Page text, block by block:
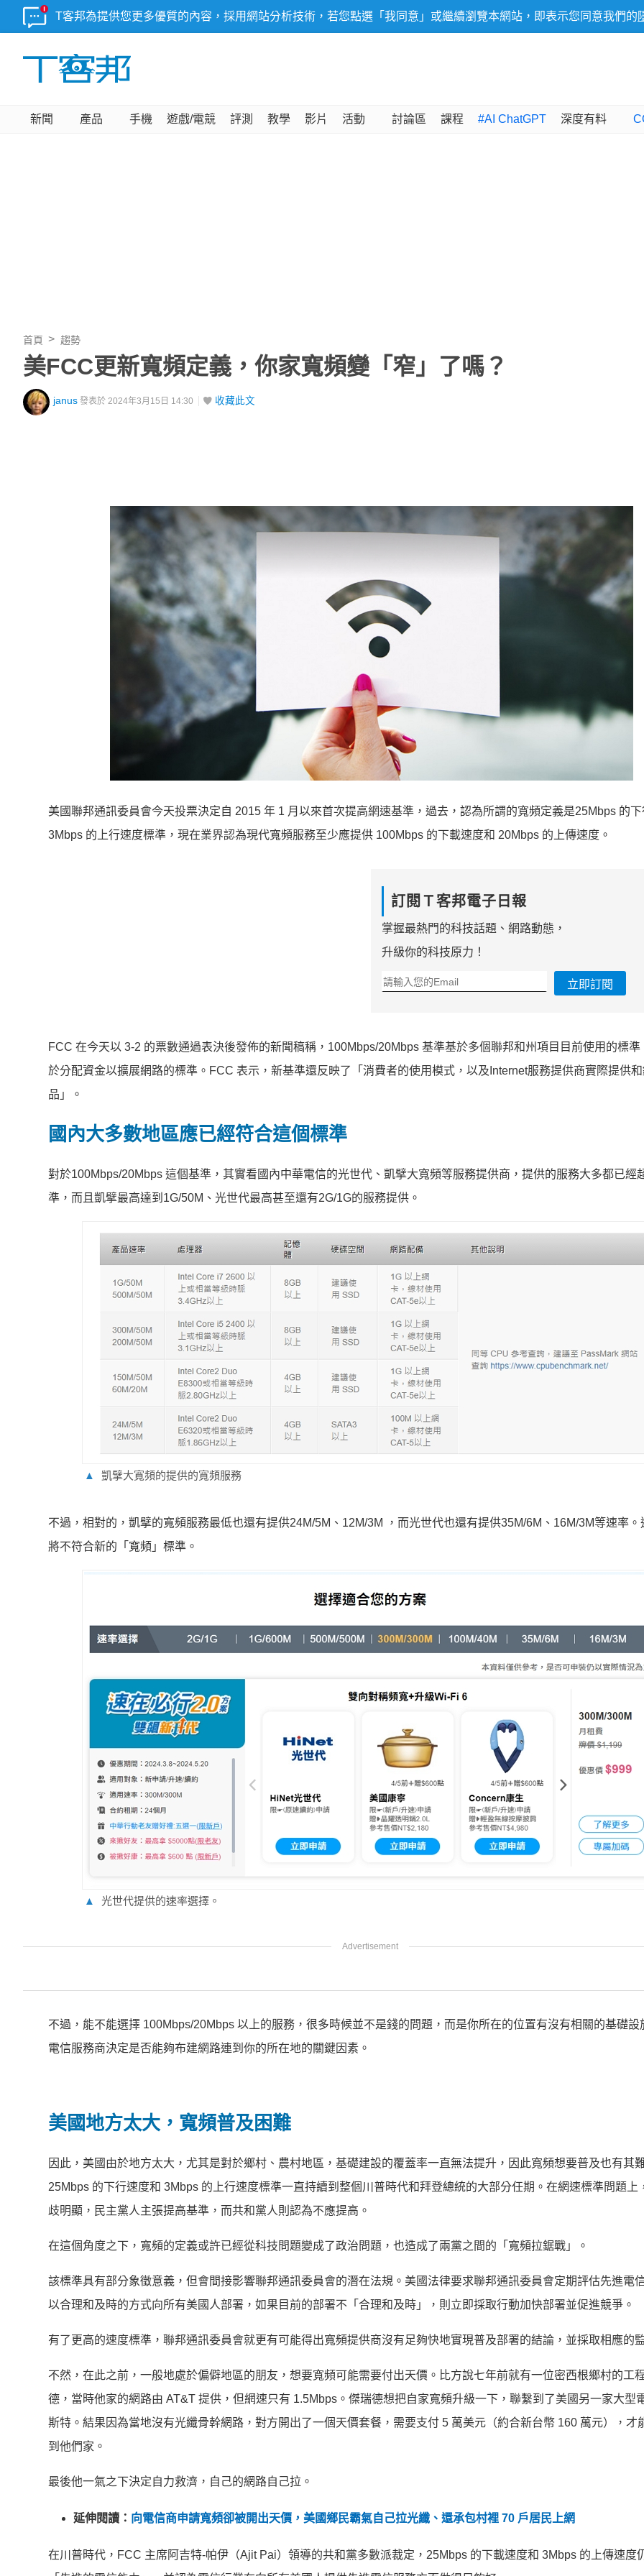
T客邦為提供您更多優質的內容，採用網站分析技術，若您點選「我同意」或繼續瀏覽本網站，即表示您同意我們的
新聞 產品 手機 遊戲/電競 評測 教學 影片 活動 討論區 課程 #AI ChatGPT 深度有料
首頁 趨勢
美FCC更新寬頻定義，你家寬頻變「窄」了嗎？
janus 發表於 2024年3月15日 14:30 收藏此文
美國聯邦通訊委員會今天投票決定自 2015 年 1 月以來首次提高網速基準，過去，認為所謂的寬頻定義是25Mbps 的下
3Mbps 的上行速度標準，現在業界認為現代寬頻服務至少應提供 100Mbps 的下載速度和 20Mbps 的上傳速度。
訂閱Ｔ客邦電子日報
掌握最熱門的科技話題、網路動態，
升級你的科技原力！
立即訂閱
FCC 在今天以 3-2 的票數通過表決後發佈的新聞稿稱，100Mbps/20Mbps 基準基於多個聯邦和州項目目前使用的標準
於分配資金以擴展網路的標準。FCC 表示，新基準還反映了「消費者的使用模式，以及Internet服務提供商實際提供
品」。
國內大多數地區應已經符合這個標準
對於100Mbps/20Mbps 這個基準，其實看國內中華電信的光世代、凱擘大寬頻等服務提供商，提供的服務大多都已經
準，而且凱擘最高達到1G/50M、光世代最高甚至還有2G/1G的服務提供。
▲ 凱擘大寬頻的提供的寬頻服務
不過，相對的，凱擘的寬頻服務最低也還有提供24M/5M、12M/3M ，而光世代也還有提供35M/6M、16M/3M等速率。
將不符合新的「寬頻」標準。
▲ 光世代提供的速率選擇。
不過，能不能選擇 100Mbps/20Mbps 以上的服務，很多時候並不是錢的問題，而是你所在的位置有沒有相關的基礎設
電信服務商決定是否能夠布建網路連到你的所在地的關鍵因素。
美國地方太大，寬頻普及困難
因此，美國由於地方太大，尤其是對於鄉村、農村地區，基礎建設的覆蓋率一直無法提升，因此寬頻想要普及也有其
25Mbps 的下行速度和 3Mbps 的上行速度標準一直持續到整個川普時代和拜登總統的大部分任期。在網速標準問題上
歧明顯，民主黨人主張提高基準，而共和黨人則認為不應提高。
在這個角度之下，寬頻的定義或許已經從科技問題變成了政治問題，也造成了兩黨之間的「寬頻拉鋸戰」。
該標準具有部分象徵意義，但會間接影響聯邦通訊委員會的潛在法規。美國法律要求聯邦通訊委員會定期評估先進電
以合理和及時的方式向所有美國人部署，如果目前的部署不「合理和及時」，則立即採取行動加快部署並促進競爭。
有了更高的速度標準，聯邦通訊委員會就更有可能得出寬頻提供商沒有足夠快地實現普及部署的結論，並採取相應的
不然，在此之前，一般地處於偏僻地區的朋友，想要寬頻可能需要付出天價。比方說七年前就有一位密西根鄉村的工
德，當時他家的網路由 AT&T 提供，但網速只有 1.5Mbps。傑瑞德想把自家寬頻升級一下，聯繫到了美國另一家大型
斯特。結果因為當地沒有光纖骨幹網路，對方開出了一個天價套餐，需要支付 5 萬美元（約合新台幣 160 萬元），才
到他們家。
最後他一氣之下決定自力救濟，自己的網路自己拉。
延伸閱讀： 向電信商申請寬頻卻被開出天價，美國鄉民霸氣自己拉光纖、還承包村裡 70 戶居民上網
在川普時代，FCC 主席阿吉特-帕伊（Ajit Pai）領導的共和黨多數派裁定，25Mbps 的下載速度和 3Mbps 的上傳速度